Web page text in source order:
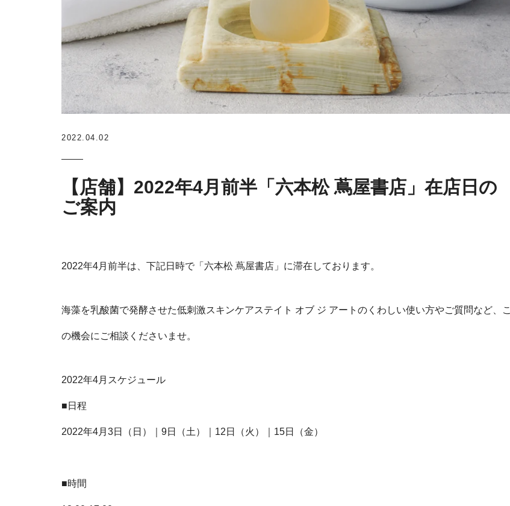
2022.04.02
【店舗】2022年4月前半「六本松 蔦屋書店」在店日の
ご案内
2022年4月前半は、下記日時で「六本松 蔦屋書店」に滞在しております。
海藻を乳酸菌で発酵させた低刺激スキンケアステイト オブ ジ アートのくわしい使い方やご質問など、こ
の機会にご相談くださいませ。
2022年4月スケジュール
■日程
2022年4月 3日（日）｜9日 （土） ｜12 日 （火） ｜15日（金）
■時間